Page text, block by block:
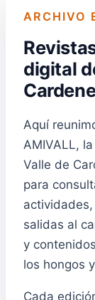
ARCHIVO
digital
Aquí
AMIVALL,
Valle de
para
salidas al
y
los hongos
Cada